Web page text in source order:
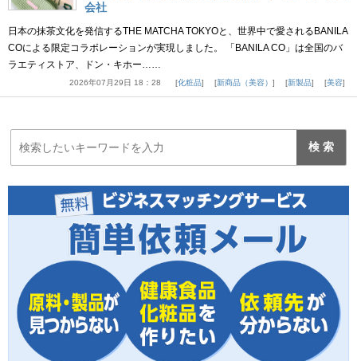
会社
日本の抹茶文化を発信するTHE MATCHA TOKYOと、世界中で愛されるBANILA
COによる限定コラボレーションが実現しました。 「BANILA CO」は全国のバ
ラエティストア、ドン・キホー……
2026年07月29日 18：28 化粧品 新商品（美容） 新製品 美容